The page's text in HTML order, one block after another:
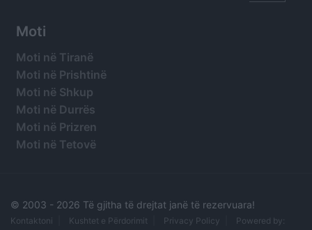
Moti
Moti në Tiranë
Moti në Prishtinë
Moti në Shkup
Moti në Durrës
Moti në Prizren
Moti në Tetovë
© 2003 - 2026 Të gjitha të drejtat janë të rezervuara!
Kontaktoni Kushtet e Përdorimit Privacy Policy Powered by: